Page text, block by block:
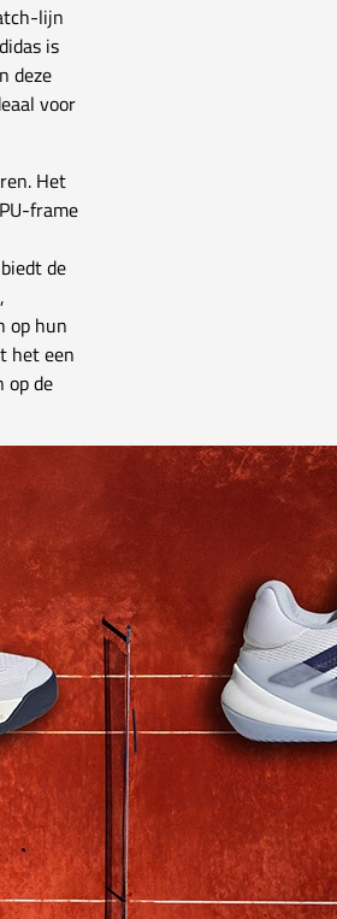
lijn
is
deze
voor
Het
frame
de
op hun
het een
op de